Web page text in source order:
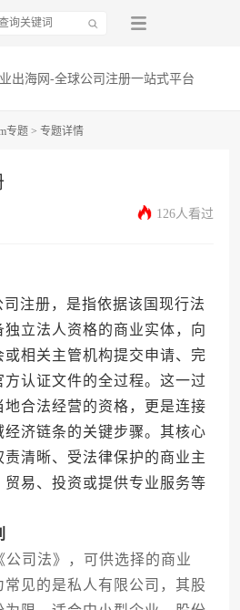
出海网-全球公司注册一站式平台
专题 > 专题详情
126人看过
册，是指依据该国现行法
立法人资格的商业实体，向
相关主管机构提交申请、完
认证文件的全过程。这一过
合法经营的资格，更是连接
经济链条的关键步骤。其核心
责清晰、受法律保护的商业主
易、投资或提供专业服务等
司法》，可供选择的商业
见的是私人有限公司，其股